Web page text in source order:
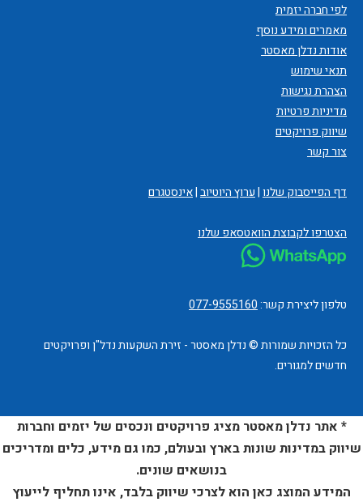
לפי חברה יזמית
מאמרים ומידע נוסף
אודות נדלן מאסטר
תנאי שימוש
הצהרת נגישות
מדיניות פרטיות
שיווק פרויקטים
צור קשר
דף הפייסבוק שלנו|ערוץ היוטיוב|אינסטגרם
הצטרפו לקבוצת הוואטסאפ שלנו
טלפון ליצירת קשר:077-9555160
כל הזכויות שמורות © נדלן מאסטר - זירת השקעות נדל"ן ופרויקטים
חדשים למגורים.
* אתר נדלן מאסטר מציג פרויקטים ונכסים של יזמים וחברות
שיווק במדינות שונות בארץ ובעולם, כמו גם מידע, כלים ומדריכים
בנושאים שונים.
המידע המוצג כאן הוא לצרכי שיווק בלבד, אינו תחליף לייעוץ